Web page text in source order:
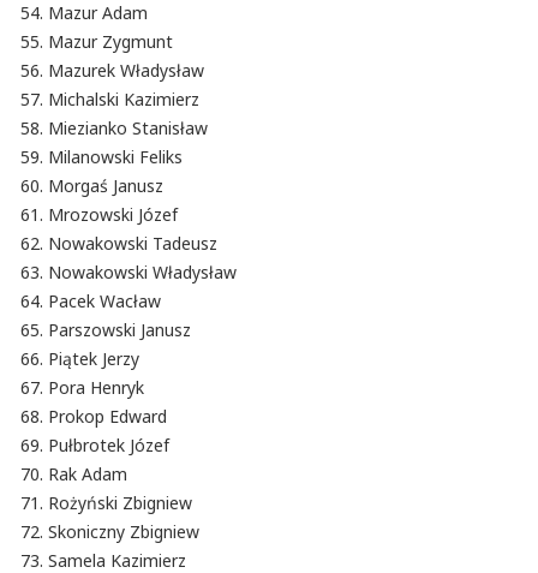
Mazur Adam
Mazur Zygmunt
Mazurek Władysław
Michalski Kazimierz
Miezianko Stanisław
Milanowski Feliks
Morgaś Janusz
Mrozowski Józef
Nowakowski Tadeusz
Nowakowski Władysław
Pacek Wacław
Parszowski Janusz
Piątek Jerzy
Pora Henryk
Prokop Edward
Pułbrotek Józef
Rak Adam
Rożyński Zbigniew
Skoniczny Zbigniew
Samela Kazimierz